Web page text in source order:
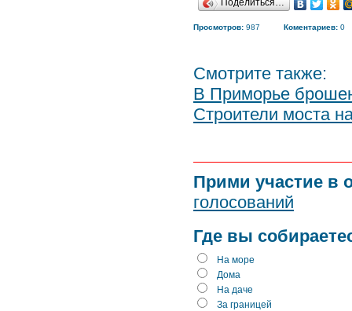
Поделиться…
Просмотров: 987 Коментариев: 0
Смотрите также:
В Приморье
Строители моста
Прими участие в
голосований
Где вы
На море
Дома
На даче
За границей